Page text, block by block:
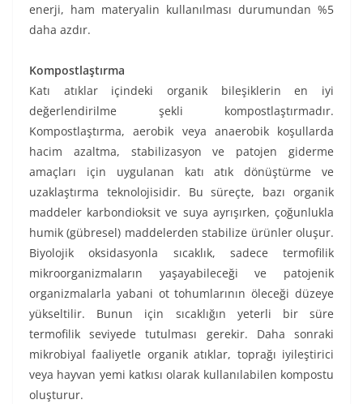
enerji, ham materyalin kullanılması durumundan %5
daha azdır.
Kompostlaştırma
Katı atıklar içindeki organik bileşiklerin en iyi
değerlendirilme şekli kompostlaştırmadır.
Kompostlaştırma, aerobik veya anaerobik koşullarda
hacim azaltma, stabilizasyon ve patojen giderme
amaçları için uygulanan katı atık dönüştürme ve
uzaklaştırma teknolojisidir. Bu süreçte, bazı organik
maddeler karbondioksit ve suya ayrışırken, çoğunlukla
humik (gübresel) maddelerden stabilize ürünler oluşur.
Biyolojik oksidasyonla sıcaklık, sadece termofilik
mikroorganizmaların yaşayabileceği ve patojenik
organizmalarla yabani ot tohumlarının öleceği düzeye
yükseltilir. Bunun için sıcaklığın yeterli bir süre
termofilik seviyede tutulması gerekir. Daha sonraki
mikrobiyal faaliyetle organik atıklar, toprağı iyileştirici
veya hayvan yemi katkısı olarak kullanılabilen kompostu
oluşturur.